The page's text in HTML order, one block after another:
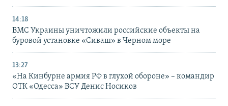
14:18
ВМС Украины уничтожили российские объекты на
буровой установке «Сиваш» в Черном море
13:27
«На Кинбурне армия РФ в глухой обороне» – командир
ОТК «Одесса» ВСУ Денис Носиков